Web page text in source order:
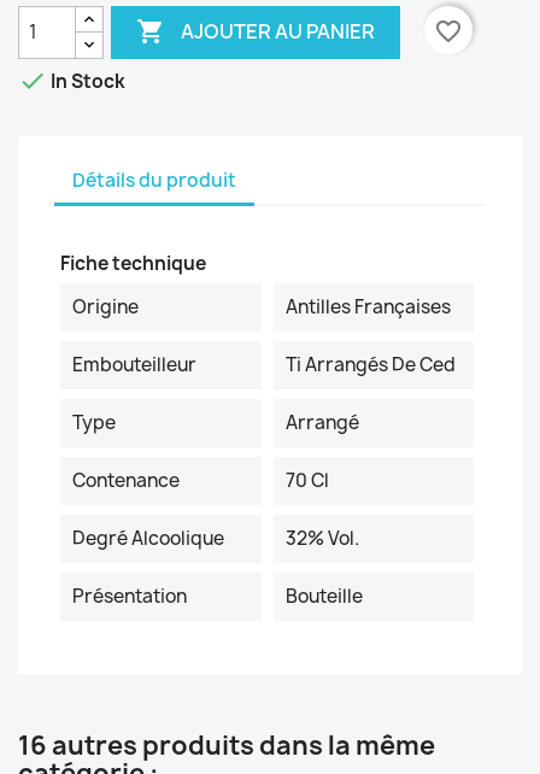
 AJOUTER AU PANIER
favorite_border
 In Stock
Détails du produit
Fiche technique
Origine
Antilles Françaises
Embouteilleur Ti Arrangés De Ced
Type Arrangé
Contenance 70 Cl
Degré Alcoolique 32% Vol.
Présentation Bouteille
16 autres produits dans la même